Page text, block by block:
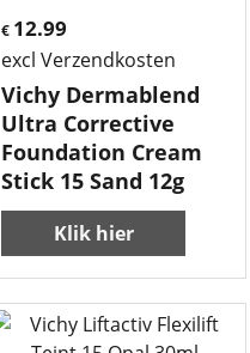
€ 12.99
excl Verzendkosten
Vichy Dermablend
Ultra Corrective
Foundation Cream
Stick 15 Sand 12g
Klik hier